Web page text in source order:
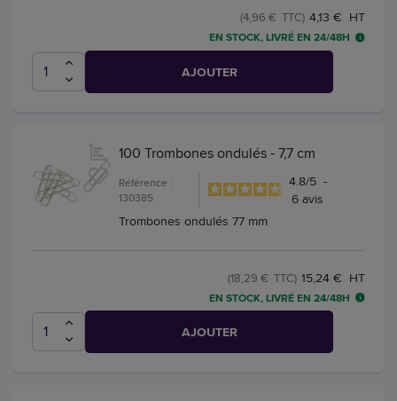
4,13 € HT
(4,96 € TTC)
EN STOCK, LIVRÉ EN 24/48H
AJOUTER
100 Trombones ondulés - 7,7 cm
Référence :
130385
4.8/5 -
6avis
Trombones ondulés 77 mm
15,24 € HT
(18,29 € TTC)
EN STOCK, LIVRÉ EN 24/48H
AJOUTER